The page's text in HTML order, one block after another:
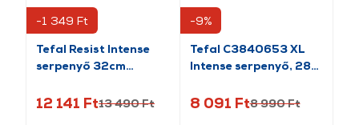
-1 349 Ft
Tefal Resist Intense
serpenyő 32cm
12 141 Ft13 490 Ft
-9%
Tefal C3840653 XL
Intense serpenyő, 28
8 091 Ft8 990 Ft